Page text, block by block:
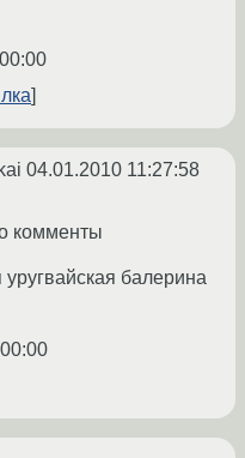
04.01.2010 11:27:58
комменты
уругвайская балерина